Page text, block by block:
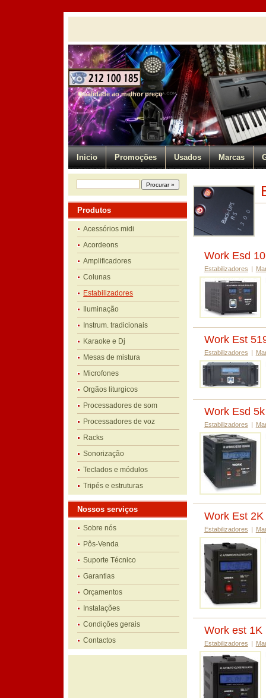
Qualidade ao melhor preço
Inicio Promoções Usados Marcas
Produtos
Acessórios midi
Acordeons
Amplificadores
Colunas
Estabilizadores
Iluminação
Instrum. tradicionais
Karaoke e Dj
Mesas de mistura
Microfones
Orgãos liturgicos
Processadores de som
Processadores de voz
Racks
Sonorização
Teclados e módulos
Tripés e estruturas
Nossos serviços
Sobre nós
Pôs-Venda
Suporte Técnico
Garantias
Orçamentos
Instalações
Condições gerais
Contactos
Work Esd
Estabilizadores |
Work Est
Estabilizadores |
Work Esd
Estabilizadores |
Work Est 2K
Estabilizadores |
Work est 1K
Estabilizadores |